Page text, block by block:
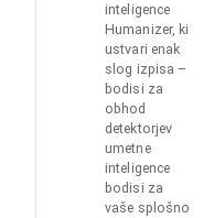
inteligence
Humanizer, ki
ustvari enak
slog izpisa –
bodisi za
obhod
detektorjev
umetne
inteligence
bodisi za
vaše splošno